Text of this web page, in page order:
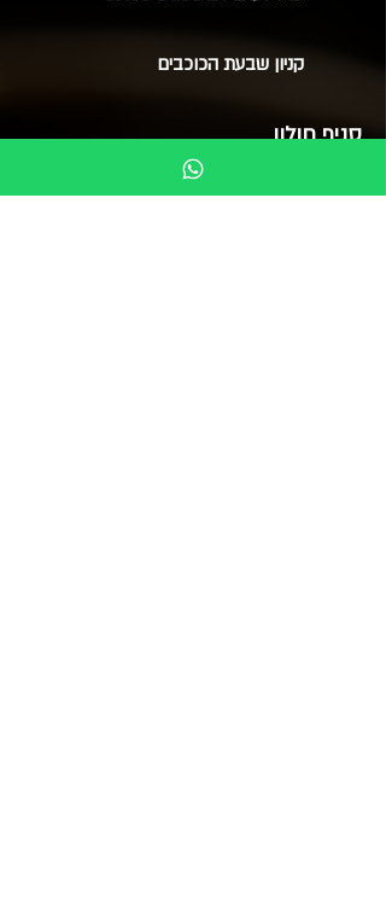
קניון שבעת הכוכבים
סניף חולון